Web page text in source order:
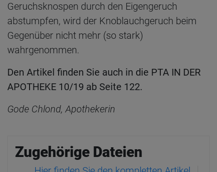
Geruchsknospen durch den Eigengeruch
abstumpfen, wird der Knoblauchgeruch beim
Gegenüber nicht mehr (so stark)
wahrgenommen.
Den Artikel finden Sie auch in die PTA IN DER
APOTHEKE 10/19 ab Seite 122.
Gode Chlond, Apothekerin
Zugehörige Dateien